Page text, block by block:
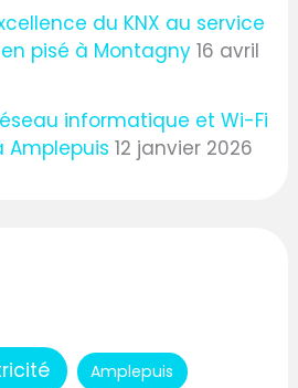
du KNX au service
pisé à Montagny 16 avril
informatique et Wi-Fi
Amplepuis 12 janvier 2026
Amplepuis